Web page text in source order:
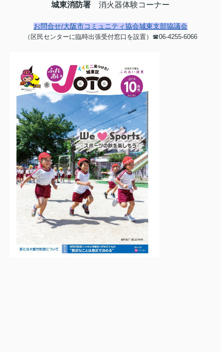
城東消防署 消火器体験コーナー
お問合せ/大阪市コミュニティ協会城東支部協議会
（区民センターに臨時出張受付窓口を設置）☎06-4255-6066